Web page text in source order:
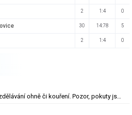
2 1:4 0
30 14:78 5
2 1:4 0
Kvůli suchu platí i zákazy rozdělávání ohně či kouření. Pozor, pokuty jsou obří